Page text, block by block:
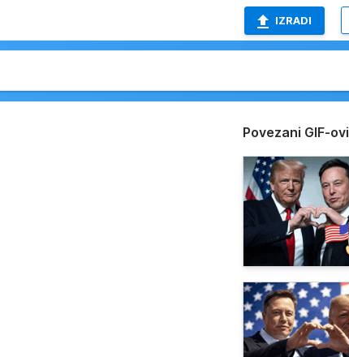
IZRADI
Povezani GIF-ovi